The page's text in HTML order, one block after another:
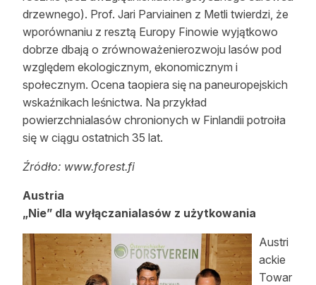
drzewnego). Prof. Jari Parviainen z Metli twierdzi, że
wporównaniu z resztą Europy Finowie wyjątkowo
dobrze dbają o zrównoważenierozwoju lasów pod
względem ekologicznym, ekonomicznym i
społecznym. Ocena taopiera się na paneuropejskich
wskaźnikach leśnictwa. Na przykład
powierzchnialasów chronionych w Finlandii potroiła
się w ciągu ostatnich 35 lat.
Źródło: www.forest.fi
Austria
„Nie” dla wyłączanialasów z użytkowania
Austri
ackie
Towar